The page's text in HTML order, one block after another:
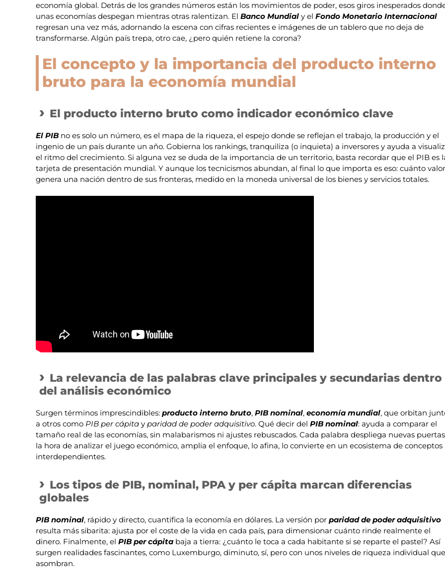
economía global. Detrás de los grandes números están los movimientos de poder, esos giros inesperados
unas economías despegan mientras otras ralentizan. El Banco Mundial y el Fondo Monetario Internacional
regresan una vez más, adornando la escena con cifras recientes e imágenes de un tablero que no deja de
transformarse. Algún país trepa, otro cae, ¿pero quién retiene la corona?
El concepto y la importancia del producto interno
bruto para la economía mundial
El producto interno bruto como indicador económico clave
El PIB no es solo un número, es el mapa de la riqueza, el espejo donde se reflejan el trabajo, la producción y el
ingenio de un país durante un año. Gobierna los rankings, tranquiliza (o inquieta) a inversores y ayuda a
el ritmo del crecimiento. Si alguna vez se duda de la importancia de un territorio, basta recordar que el PIB es
tarjeta de presentación mundial. Y aunque los tecnicismos abundan, al final lo que importa es eso: cuánto valor
genera una nación dentro de sus fronteras, medido en la moneda universal de los bienes y servicios totales.
La relevancia de las palabras clave principales y secundarias dentro
del análisis económico
Surgen términos imprescindibles: producto interno bruto, PIB nominal, economía mundial, que orbitan
a otros como PIB per cápita y paridad de poder adquisitivo. Qué decir del PIB nominal: ayuda a comparar el
tamaño real de las economías, sin malabarismos ni ajustes rebuscados. Cada palabra despliega nuevas
la hora de analizar el juego económico, amplia el enfoque, lo afina, lo convierte en un ecosistema de conceptos
interdependientes.
Los tipos de PIB, nominal, PPA y per cápita marcan diferencias
globales
PIB nominal, rápido y directo, cuantifica la economía en dólares. La versión por paridad de poder adquisitivo
resulta más sibarita: ajusta por el coste de la vida en cada país, para dimensionar cuánto rinde realmente el
dinero. Finalmente, el PIB per cápita baja a tierra: ¿cuánto le toca a cada habitante si se reparte el pastel? Así
surgen realidades fascinantes, como Luxemburgo, diminuto, sí, pero con unos niveles de riqueza individual que
asombran.